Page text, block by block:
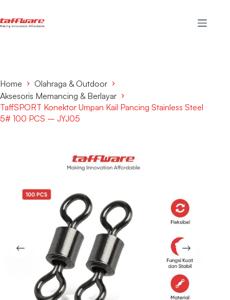
Home
Olahraga & Outdoor
Aksesoris Memancing & Berlayar
TaffSPORT Konektor Umpan Kail Pancing Stainless Steel
5# 100 PCS – JYJ05